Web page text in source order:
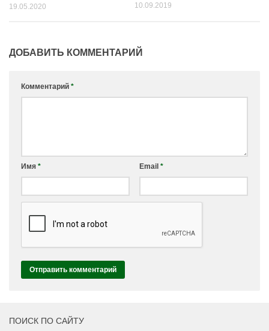
19.05.2020 10.09.2019
ДОБАВИТЬ КОММЕНТАРИЙ
Комментарий *
Имя * Email *
ПОИСК ПО САЙТУ